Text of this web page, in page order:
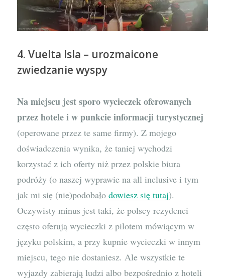
4. Vuelta Isla – urozmaicone
zwiedzanie wyspy
Na miejscu jest sporo wycieczek oferowanych
przez hotele i w punkcie informacji turystycznej
(operowane przez te same firmy). Z mojego
doświadczenia wynika, że taniej wychodzi
korzystać z ich oferty niż przez polskie biura
podróży (o naszej wyprawie na all inclusive i tym
jak mi się (nie)podobałodowiesz się tutaj).
Oczywisty minus jest taki, że polscy rezydenci
często oferują wycieczki z pilotem mówiącym w
języku polskim, a przy kupnie wycieczki w innym
miejscu, tego nie dostaniesz. Ale wszystkie te
wyjazdy zabierają ludzi albo bezpośrednio z hoteli